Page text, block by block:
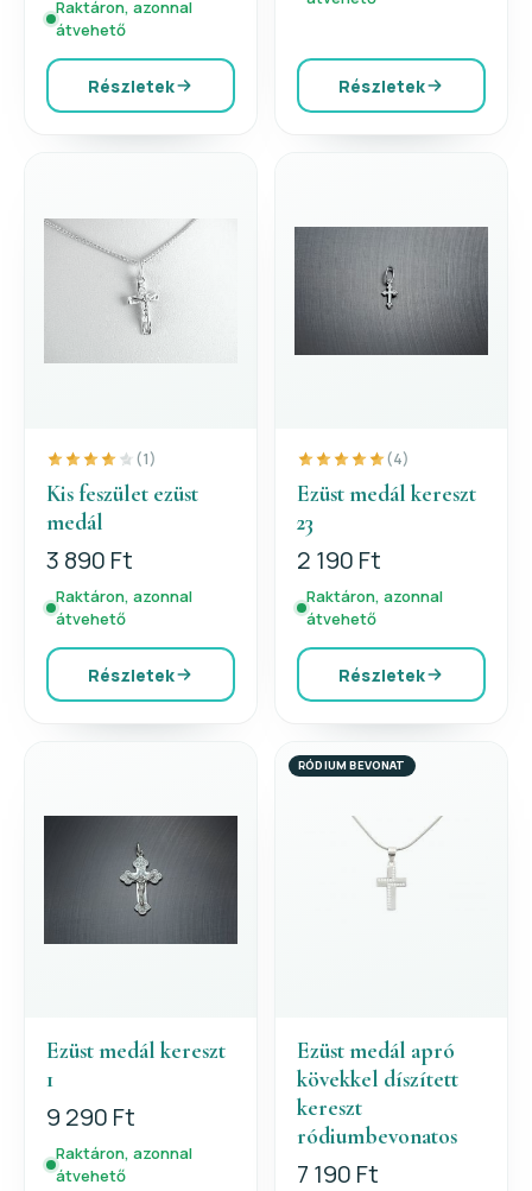
Raktáron, azonnal
átvehető
Részletek Részletek
(1)
Kis feszület ezüst
medál
3 890 Ft
Raktáron, azonnal
átvehető
Részletek
(4)
Ezüst medál kereszt
23
2 190 Ft
Raktáron, azonnal
átvehető
Részletek
Ezüst medál kereszt
1
9 290 Ft
Raktáron, azonnal
átvehető
RÓDIUM BEVONAT
Ezüst medál apró
kövekkel díszített
kereszt
ródiumbevonatos
7 190 Ft